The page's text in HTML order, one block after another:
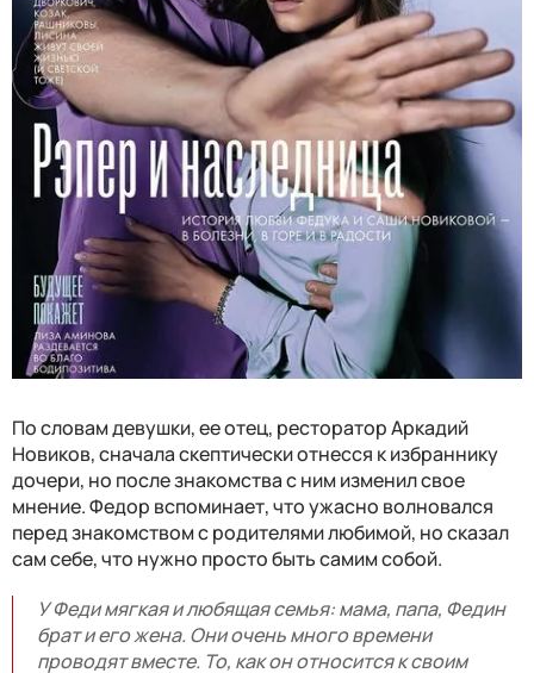
По словам девушки, ее отец, ресторатор Аркадий
Новиков, сначала скептически отнесся к избраннику
дочери, но после знакомства с ним изменил свое
мнение. Федор вспоминает, что ужасно волновался
перед знакомством с родителями любимой, но сказал
сам себе, что нужно просто быть самим собой.
У Феди мягкая и любящая семья: мама, папа, Федин
брат и его жена. Они очень много времени
проводят вместе. То, как он относится к своим